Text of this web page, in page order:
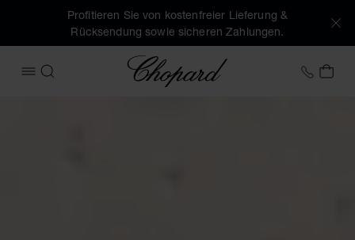
Profitieren Sie von kostenfreier Lieferung &
Rücksendung sowie sicheren Zahlungen.
MENÜ ÖFFNEN
SUCHEN Chopard +49